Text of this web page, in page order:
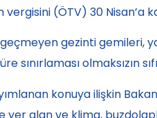
(ÖTV) 30 Nisan’a
gezinti gemileri,
olmaksızın
konuya ilişkin
yer alan ve klima,